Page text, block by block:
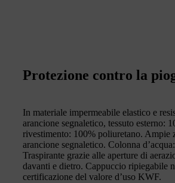
Protezione contro la
In materiale impermeabile elastico e
arancione segnaletico, tessuto esterno:
rivestimento: 100% poliuretano. Ampie
arancione segnaletico. Colonna
Traspirante grazie alle aperture di
davanti e dietro. Cappuccio ripiegabile
certificazione del valore d’uso KWF.